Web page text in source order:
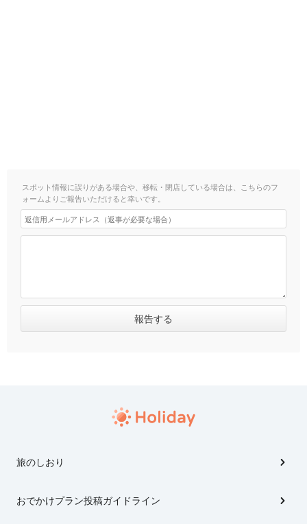
スポット情報に誤りがある場合や、移転・閉店している場合は、こちらのフ
ォームよりご報告いただけると幸いです。
旅のしおり
おでかけプラン投稿ガイドライン